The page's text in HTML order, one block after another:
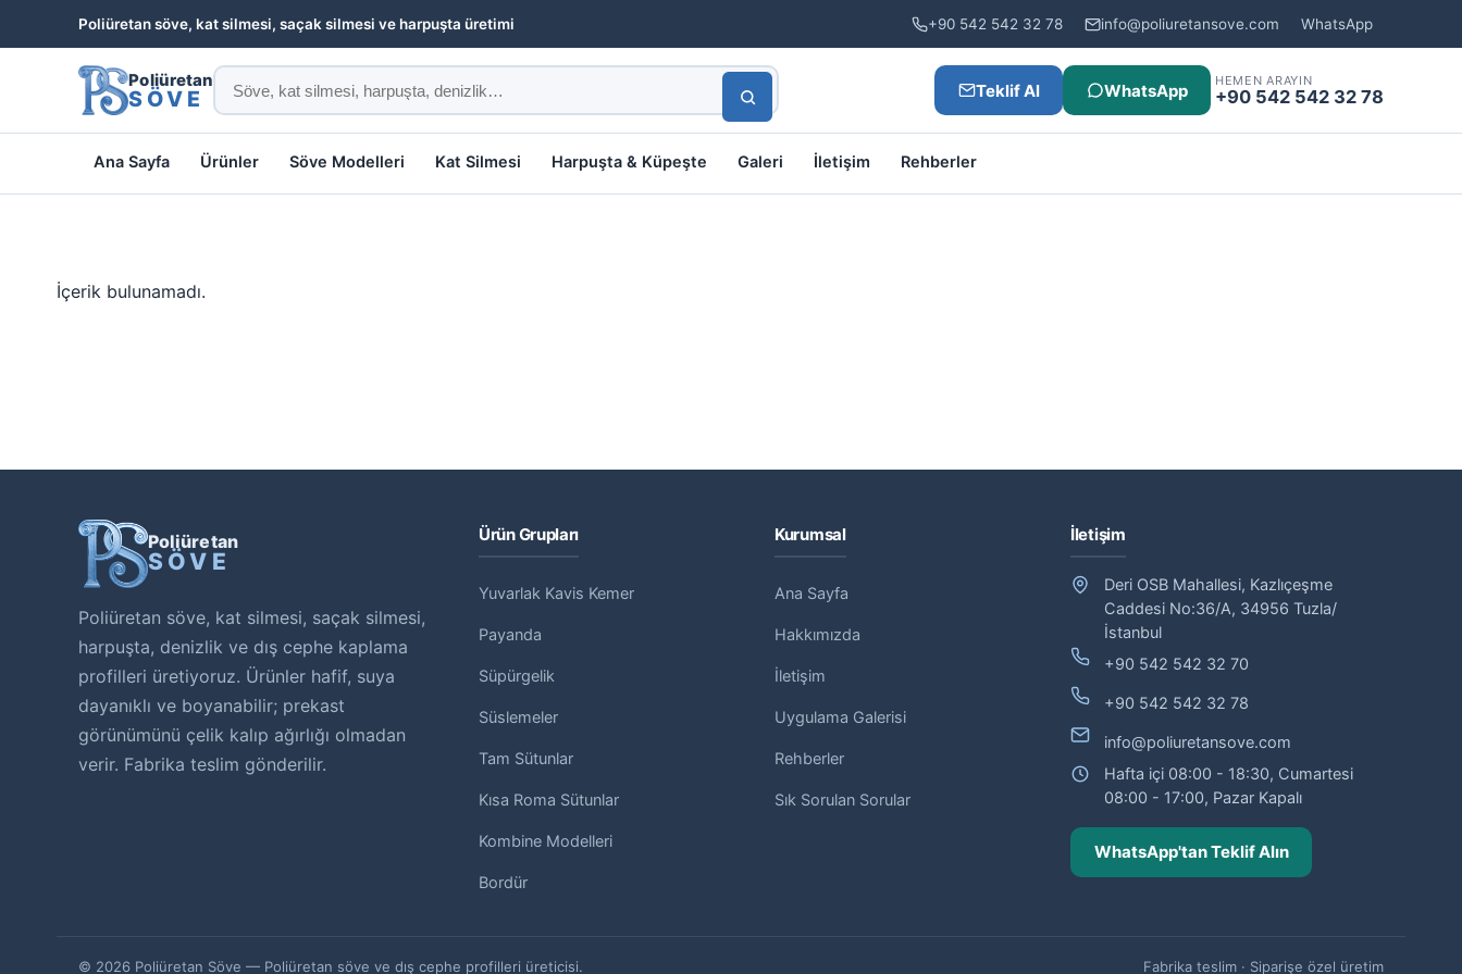
Poliüretan söve, kat silmesi, saçak silmesi ve harpuşta üretimi +90 542 542 32 78 info@poliuretansove.com WhatsApp
Poliüretan
SÖVE Teklif Al WhatsApp HEMEN ARAYIN
+90 542 542 32 78
Ana Sayfa Ürünler Söve Modelleri Kat Silmesi Harpuşta & Küpeşte Galeri İletişim Rehberler
İçerik bulunamadı.
Poliüretan
SÖVE
Poliüretan söve, kat silmesi, saçak silmesi,
harpuşta, denizlik ve dış cephe kaplama
profilleri üretiyoruz. Ürünler hafif, suya
dayanıklı ve boyanabilir; prekast
görünümünü çelik kalıp ağırlığı olmadan
verir. Fabrika teslim gönderilir.
Ürün Grupları
Yuvarlak Kavis Kemer
Payanda
Süpürgelik
Süslemeler
Tam Sütunlar
Kısa Roma Sütunlar
Kombine Modelleri
Bordür
Kurumsal
Ana Sayfa
Hakkımızda
İletişim
Uygulama Galerisi
Rehberler
Sık Sorulan Sorular
İletişim
Deri OSB Mahallesi, Kazlıçeşme
Caddesi No:36/A, 34956 Tuzla/
İstanbul
+90 542 542 32 70
+90 542 542 32 78
info@poliuretansove.com
Hafta içi 08:00 - 18:30, Cumartesi
08:00 - 17:00, Pazar Kapalı
WhatsApp'tan Teklif Alın
© 2026 Poliüretan Söve — Poliüretan söve ve dış cephe profilleri üreticisi. Fabrika teslim · Siparişe özel üretim